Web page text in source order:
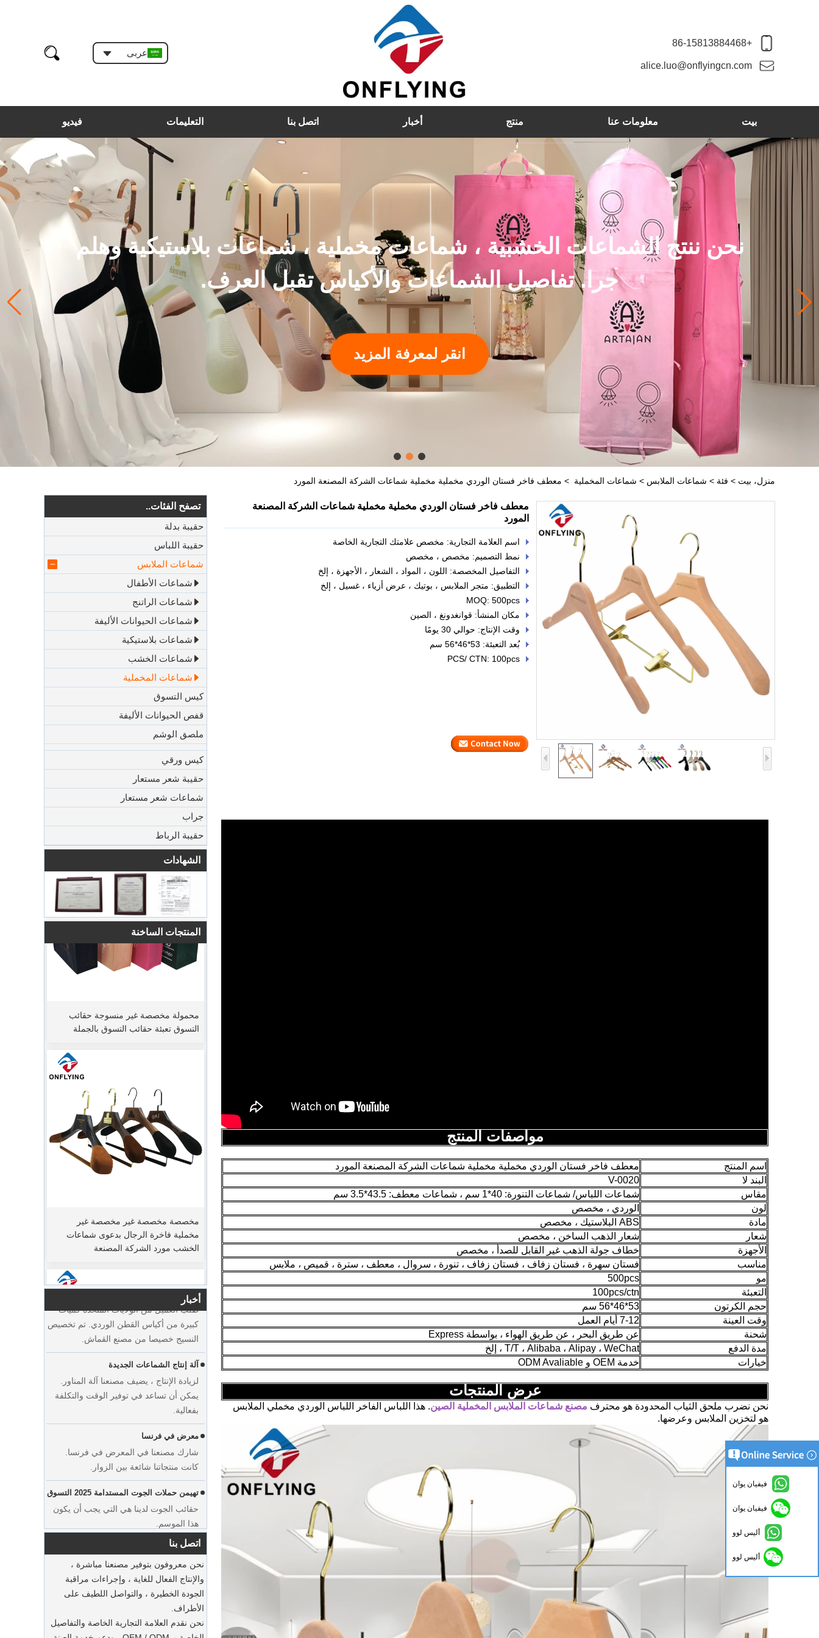
+86-15813884468
alice.luo@onflyingcn.com
عربى
بيت معلومات عنا منتج أخبار اتصل بنا التعليمات فيديو
نحن ننتج الشماعات الخشبية ، شماعات مخملية ، شماعات بلاستيكية وهلم
جرا. تفاصيل الشماعات والأكياس تقبل العرف.
انقر لمعرفة المزيد
منزل، بيت > فئة > شماعات الملابس > شماعات المخملية > معطف فاخر فستان الوردي مخملية مخملية شماعات الشركة المصنعة المورد
تصفح الفئات..
حقيبة بدلة
حقيبة اللباس
شماعات الملابس
شماعات الأطفال
شماعات الراتنج
شماعات الحيوانات الأليفة
شماعات بلاستيكية
شماعات الخشب
شماعات المخملية
كيس التسوق
قفص الحيوانات الأليفة
ملصق الوشم
كيس ورقي
حقيبة شعر مستعار
شماعات شعر مستعار
جراب
حقيبة الرباط
الشهادات
المنتجات الساخنة
الخشب مورد الشركة المصنعة
شماعات المصنعة مورد الشركة المصنعة
مورد مصنع غبار القطن الطبيعية الفاخرة
أخبار
يوم عيد الميلاد قادم. قدم العديد من العملاء
الطلبات وخططوا للبدء في العطلة. المصنع
يسرع الإنتاج لإنهاء البضائع بعد عطلة.
طلب العميل من الولايات المتحدة كميات
كبيرة من أكياس القطن الوردي. تم تخصيص
النسيج خصيصا من مصنع القماش.
آلة إنتاج الشماعات الجديدة
لزيادة الإنتاج ، يضيف مصنعنا آلة المناور.
يمكن أن تساعد في توفير الوقت والتكلفة
بفعالية.
معرض في فرنسا
شارك مصنعنا في المعرض في فرنسا.
تهيمن حملات الجوت المستدامة 2025 التسوق
حقائب الجوت لدينا هي التي يجب أن يكون
شماعات بدلة خشبية مستدامة
الحفاظ على بدلاتك بأكياس الغبار الفاخرة
يمكن أن يقدم مصنعنا أكياس بدلة ملابس
مخصصة مخصصة
شماعات مخملية مخصصة للملابس
يمكن أن تقدم مصنعنا شماعات مخملية
اتصل بنا
نحن معروفون بتوفير مصنعنا مباشرة ،
والإنتاج الفعال للغاية ، وإجراءات مراقبة
الجودة الخطيرة ، والتواصل اللطيف على
الأطراف.
نحن نقدم العلامة التجارية الخاصة والتفاصيل
معطف فاخر فستان الوردي مخملية مخملية شماعات الشركة المصنعة
المورد
اسم العلامة التجارية: مخصص علامتك التجارية الخاصة
نمط التصميم: مخصص ، مخصص
التفاصيل المخصصة: اللون ، المواد ، الشعار ، الأجهزة ، إلخ
التطبيق: متجر الملابس ، بوتيك ، عرض أزياء ، غسيل ، إلخ
MOQ: 500pcs
مكان المنشأ: قوانغدونغ ، الصين
وقت الإنتاج: حوالي 30 يومًا
بُعد التعبئة: 53*46*56 سم
PCS/ CTN: 100pcs
مواصفات المنتج
اسم المنتج
معطف فاخر فستان الوردي مخملية مخملية شماعات الشركة المصنعة المورد
البند لا
V-0020
مقاس
شماعات اللباس/ شماعات التنورة: 40*1 سم ، شماعات معطف: 43.5*3.5 سم
لون
الوردي ، مخصص
مادة
ABS البلاستيك ، مخصص
شعار
شعار الذهب الساخن ، مخصص
الأجهزة
خطاف جولة الذهب غير القابل للصدأ ، مخصص
مناسب
فستان سهرة ، فستان زفاف ، فستان زفاف ، تنورة ، سروال ، معطف ، سترة ، قميص ، ملابس
مو
500pcs
التعبئة
100pcs/ctn
حجم الكرتون
53*46*56 سم
وقت العينة
7-12 أيام العمل
شحنة
عن طريق البحر ، عن طريق الهواء ، بواسطة Express
مدة الدفع
T/T ، Alibaba ، Alipay ، WeChat ، إلخ
خيارات
خدمة OEM و ODM Avaliable
عرض المنتجات
نحن نضرب ملحق الثياب المحدودة هو محترف مصنع شماعات الملابس المخملية الصين. هذا اللباس الفاخر اللباس الوردي مخملي الملابس
هو لتخزين الملابس وعرضها.
فيفيان يوان
فيفيان يوان
أليس لوو
أليس لوو